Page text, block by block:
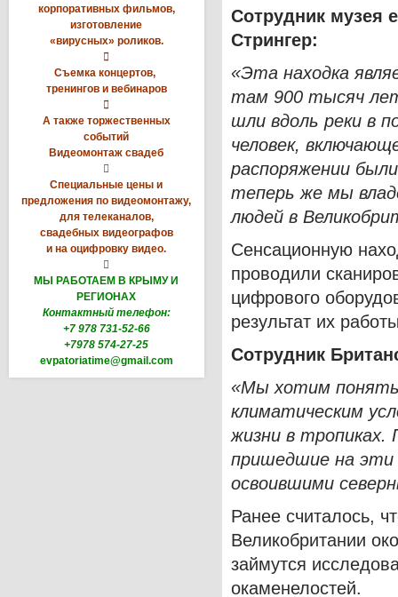
корпоративных фильмов,
изготовление
«вирусных» роликов.

Съемка концертов,
тренингов и вебинаров

А также торжественных
событий
Видеомонтаж свадеб

Специальные цены и
предложения по видеомонтажу,
для телеканалов,
свадебных видеографов
и на оцифровку видео.

МЫ РАБОТАЕМ В КРЫМУ И
РЕГИОНАХ
Контактный телефон:
+7 978 731-52-66
+7978 574-27-25
evpatoriatime@gmail.com
Сотрудник музея
Стрингер:
«Эта находка
там 900 тысяч
шли вдоль реки в
человек,
распоряжении
теперь же мы
людей в
Сенсационную
проводили
цифрового
результат их
Сотрудник
«Мы хотим
климатическим
жизни в
пришедшие на эти
освоившими
Ранее считалось,
Великобритании
займутся
окаменелостей.